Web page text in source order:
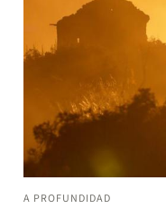
A PROFUNDIDAD